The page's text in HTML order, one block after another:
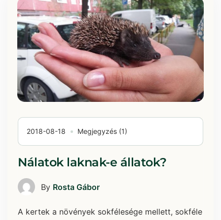
2018-08-18 Megjegyzés (1)
Nálatok laknak-e állatok?
By Rosta Gábor
A kertek a növények sokfélesége mellett, sokféle